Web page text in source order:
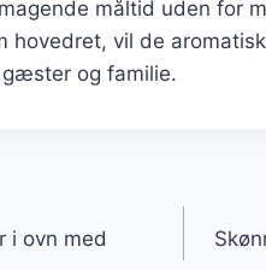
måltid uden for
hovedret, vil de
og familie.
i ovn med